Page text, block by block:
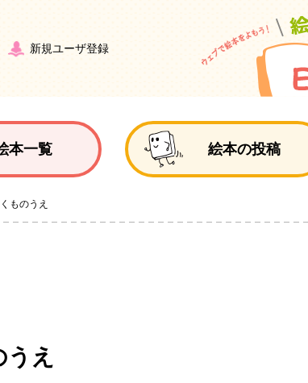
新規ユーザ登録
本一覧 絵本の投稿
くものうえ
うえ